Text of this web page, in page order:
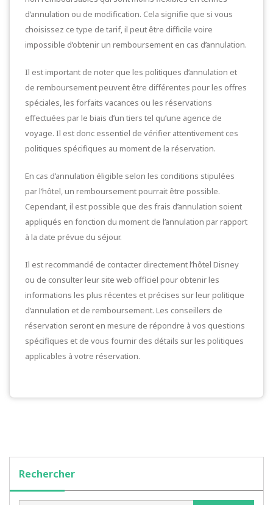
d’annulation ou de modification. Cela signifie que si vous
choisissez ce type de tarif, il peut être difficile voire
impossible d’obtenir un remboursement en cas d’annulation.
Il est important de noter que les politiques d’annulation et
de remboursement peuvent être différentes pour les offres
spéciales, les forfaits vacances ou les réservations
effectuées par le biais d’un tiers tel qu’une agence de
voyage. Il est donc essentiel de vérifier attentivement ces
politiques spécifiques au moment de la réservation.
En cas d’annulation éligible selon les conditions stipulées
par l’hôtel, un remboursement pourrait être possible.
Cependant, il est possible que des frais d’annulation soient
appliqués en fonction du moment de l’annulation par rapport
à la date prévue du séjour.
Il est recommandé de contacter directement l’hôtel Disney
ou de consulter leur site web officiel pour obtenir les
informations les plus récentes et précises sur leur politique
d’annulation et de remboursement. Les conseillers de
réservation seront en mesure de répondre à vos questions
spécifiques et de vous fournir des détails sur les politiques
applicables à votre réservation.
Rechercher